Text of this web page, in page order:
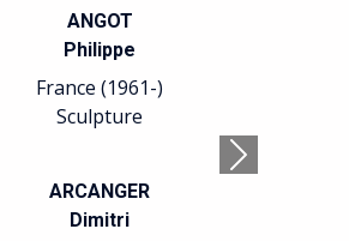
ANGOT
Philippe
France (1961-)
Sculpture
ARCANGER
Dimitri
Suivant